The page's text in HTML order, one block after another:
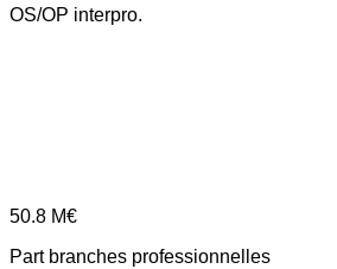
OS/OP interpro.
50.8 M€
Part branches professionnelles